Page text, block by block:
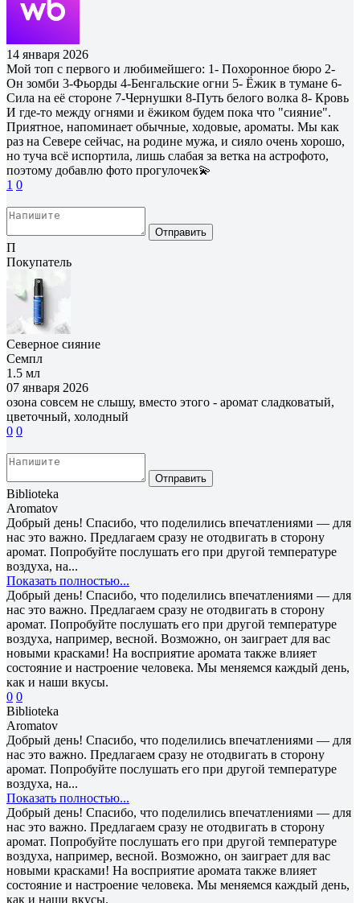
14 января 2026
Мой топ с первого и любимейшего: 1- Похоронное бюро 2-
Он зомби 3-Фьорды 4-Бенгальские огни 5- Ёжик в тумане 6-
Сила на её стороне 7-Чернушки 8-Путь белого волка 8- Кровь
И где-то между огнями и ёжиком будем пока что "сияние".
Приятное, напоминает обычные, ходовые, ароматы. Мы как
раз на Севере сейчас, на родине мужа, и сияло очень хорошо,
но туча всё испортила, лишь слабая за ветка на астрофото,
поэтому добавлю фото прогулочек💫
1 0
Отправить
П
Покупатель
Северное сияние
Семпл
1.5 мл
07 января 2026
озона совсем не слышу, вместо этого - аромат сладковатый,
цветочный, холодный
0 0
Отправить
Biblioteka
Aromatov
Добрый день! Спасибо, что поделились впечатлениями — для
нас это важно. Предлагаем сразу не отодвигать в сторону
аромат. Попробуйте послушать его при другой температуре
воздуха, на...
Показать полностью...
Добрый день! Спасибо, что поделились впечатлениями — для
нас это важно. Предлагаем сразу не отодвигать в сторону
аромат. Попробуйте послушать его при другой температуре
воздуха, например, весной. Возможно, он заиграет для вас
новыми красками! На восприятие аромата также влияет
состояние и настроение человека. Мы меняемся каждый день,
как и наши вкусы.
0 0
Biblioteka
Aromatov
Добрый день! Спасибо, что поделились впечатлениями — для
нас это важно. Предлагаем сразу не отодвигать в сторону
аромат. Попробуйте послушать его при другой температуре
воздуха, на...
Показать полностью...
Добрый день! Спасибо, что поделились впечатлениями — для
нас это важно. Предлагаем сразу не отодвигать в сторону
аромат. Попробуйте послушать его при другой температуре
воздуха, например, весной. Возможно, он заиграет для вас
новыми красками! На восприятие аромата также влияет
состояние и настроение человека. Мы меняемся каждый день,
как и наши вкусы.